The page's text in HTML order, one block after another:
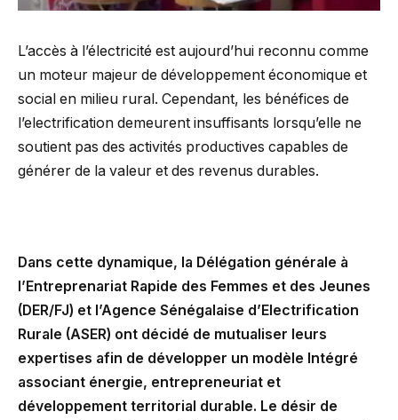
L’accès à l’électricité est aujourd’hui reconnu comme
un moteur majeur de développement économique et
social en milieu rural. Cependant, les bénéfices de
l’electrification demeurent insuffisants lorsqu’elle ne
soutient pas des activités productives capables de
générer de la valeur et des revenus durables.
Dans cette dynamique, la Délégation générale à
l’Entreprenariat Rapide des Femmes et des Jeunes
(DER/FJ) et l’Agence Sénégalaise d’Electrification
Rurale (ASER) ont décidé de mutualiser leurs
expertises afin de développer un modèle Intégré
associant énergie, entrepreneuriat et
développement territorial durable. Le désir de